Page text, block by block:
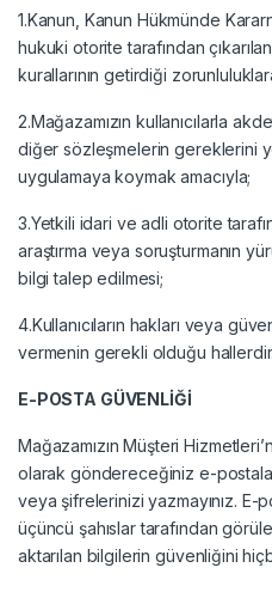
1.Kanun, Kanun Hükmünde
hukuki otorite tarafından
kurallarının getirdiği
2.Mağazamızın kullanıcılarla
diğer sözleşmelerin gereklerini
uygulamaya koymak amacıyla;
3.Yetkili idari ve adli otorite
araştırma veya soruşturmanın
bilgi talep edilmesi;
4.Kullanıcıların hakları veya
vermenin gerekli olduğu hallerdir.
E-POSTA GÜVENLİĞİ
Mağazamızın Müşteri
olarak göndereceğiniz e-
veya şifrelerinizi yazmayınız.
üçüncü şahıslar tarafından
aktarılan bilgilerin güvenliğini